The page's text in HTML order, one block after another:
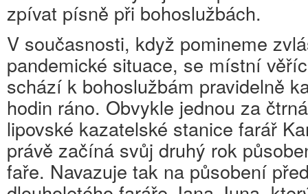
zpívat písně při bohoslužbách.
V současnosti, když pomineme
pandemické situace, se místní
schází k bohoslužbám pravidelně
hodin ráno. Obvykle jednou za
lipovské kazatelské stanice farář
právě začíná svůj druhý rok
faře. Navazuje tak na působení